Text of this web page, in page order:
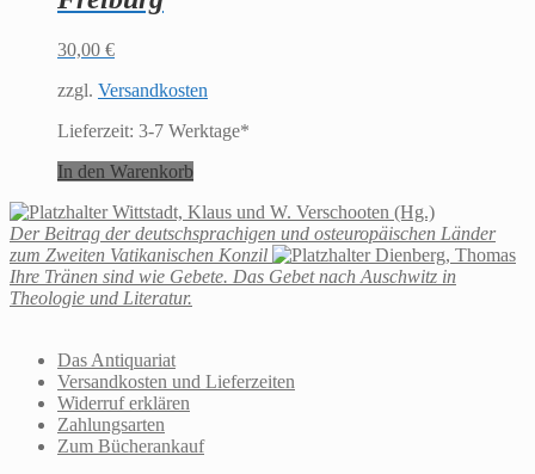
30,00 €
zzgl. Versandkosten
Lieferzeit: 3-7 Werktage*
In den Warenkorb
Wittstadt, Klaus und W. Verschooten (Hg.)
Der Beitrag der deutschsprachigen und osteuropäischen Länder
zum Zweiten Vatikanischen Konzil
Dienberg, Thomas
Ihre Tränen sind wie Gebete. Das Gebet nach Auschwitz in
Theologie und Literatur.
Das Antiquariat
Versandkosten und Lieferzeiten
Widerruf erklären
Zahlungsarten
Zum Bücherankauf